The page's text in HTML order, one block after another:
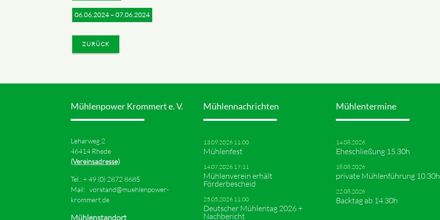
06.06.2024 – 07.06.2024
ZURÜCK
Mühlenpower Krommert e. V.
Leharweg 2
46414 Rhede
(Vereinsadresse)
Tel.: +49 (0) 2872 8685
Mail: vorstand@muehlenpower-
krommert.de
Mühlenstandort
Mühlennachrichten
13.09.2026 11:00
Mühlenfest
14.07.2026 17:11
Mühlenverein erhält
Förderbescheid
25.05.2026 11:00
Deutscher Mühlentag 2026 +
Nachbericht
Mühlentermine
14.08.2026
Eheschließung 15.30h
18.08.2026
private Mühlenführung
22.08.2026
Backtag ab 14.30h